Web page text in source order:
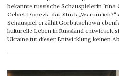
bekannte russische Schauspielerin Irina
Gebiet Donezk, das Stück „Warum
Schauspiel erzählt Gorbatschowa
kulturelle Leben in Russland entwickelt
Ukraine tut dieser Entwicklung keinen